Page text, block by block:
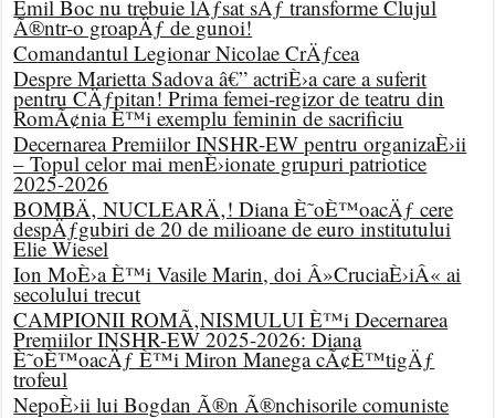
Emil Boc nu trebuie lÄƒsat sÄƒ transforme Clujul
Ã®ntr-o groapÄƒ de gunoi!
Comandantul Legionar Nicolae CrÄƒcea
Despre Marietta Sadova â€” actriÈ›a care a suferit
pentru CÄƒpitan! Prima femei-regizor de teatru din
RomÃ¢nia È™i exemplu feminin de sacrificiu
Decernarea Premiilor INSHR-EW pentru organizaÈ›ii
– Topul celor mai menÈ›ionate grupuri patriotice
2025-2026
BOMBÄ‚ NUCLEARÄ‚! Diana È˜oÈ™oacÄƒ cere
despÄƒgubiri de 20 de milioane de euro institutului
Elie Wiesel
Ion MoÈ›a È™i Vasile Marin, doi Â»CruciaÈ›iÂ« ai
secolului trecut
CAMPIONII ROMÃ‚NISMULUI È™i Decernarea
Premiilor INSHR-EW 2025-2026: Diana
È˜oÈ™oacÄƒ È™i Miron Manega cÃ¢È™tigÄƒ
trofeul
NepoÈ›ii lui Bogdan Ã®n Ã®nchisorile comuniste